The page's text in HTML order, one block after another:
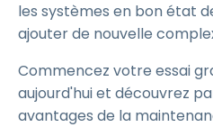
les systèmes en bon état
ajouter de nouvelle
Commencez votre essai
aujourd'hui et découvrez
avantages de la